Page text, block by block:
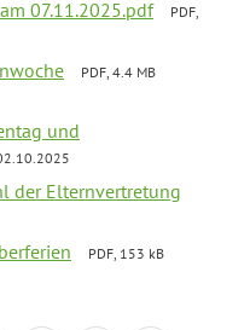
07.11.2025.pdf
PDF,
PDF, 4.4 MB
und
der Elternvertretung
PDF, 153 kB